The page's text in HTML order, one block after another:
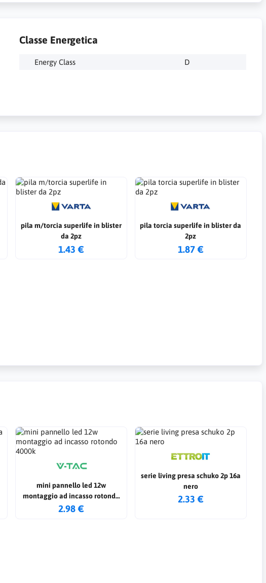
Classe Energetica
Energy Class D
pila m/torcia superlife in blister
da 2pz
1.43 €
pila torcia superlife in blister da
2pz
1.87 €
mini pannello led 12w
montaggio ad incasso rotondo
4000k
2.98 €
serie living presa schuko 2p 16a
nero
2.33 €